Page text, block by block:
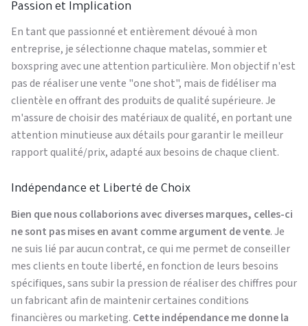
Passion et Implication
En tant que passionné et entièrement dévoué à mon
entreprise, je sélectionne chaque matelas, sommier et
boxspring avec une attention particulière. Mon objectif n'est
pas de réaliser une vente "one shot", mais de fidéliser ma
clientèle en offrant des produits de qualité supérieure. Je
m'assure de choisir des matériaux de qualité, en portant une
attention minutieuse aux détails pour garantir le meilleur
rapport qualité/prix, adapté aux besoins de chaque client.
Indépendance et Liberté de Choix
Bien que nous collaborions avec diverses marques, celles-ci
ne sont pas mises en avant comme argument de vente. Je
ne suis lié par aucun contrat, ce qui me permet de conseiller
mes clients en toute liberté, en fonction de leurs besoins
spécifiques, sans subir la pression de réaliser des chiffres pour
un fabricant afin de maintenir certaines conditions
financières ou marketing. Cette indépendance me donne la